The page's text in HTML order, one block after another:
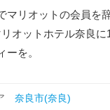
マリオットの会員を
オットホテル奈良
ーを。
奈良市(奈良)